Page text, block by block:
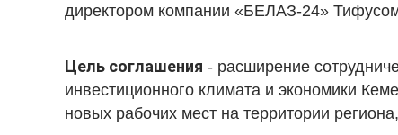
директором компании «БЕЛАЗ-24»
Цель соглашения - расширение
инвестиционного климата и экономики
новых рабочих мест на территории